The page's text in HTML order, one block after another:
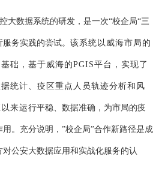
大数据系统的研发，是一次“校企局“三
务实践的尝试。 该系统以威海市局的
础，基于威海的PGIS平台，实现了
统计、疫区重点人员轨迹分析和风
来运行平稳、数据准确，为市局的疫
。充分说明， ”校企局”合作新路径是成
公安大数据应用和实战化服务的认